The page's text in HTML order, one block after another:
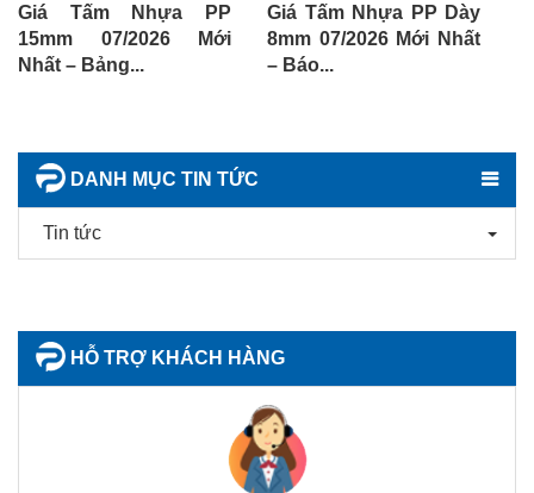
DANH MỤC TIN TỨC
Tin tức
HỖ TRỢ KHÁCH HÀNG
Giá Tấm Nhựa PP
15mm 07/2026 Mới
Nhất – Bảng...
Giá Tấm Nhựa PP Dày
8mm 07/2026 Mới Nhất
– Báo...